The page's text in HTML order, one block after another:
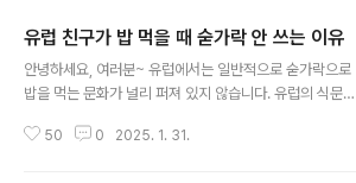
리라~~~ 싶습니다. 요즘 우리 가족은 해발 1,200m 고산
에서 주말마다 도시로 내려간답니다. 자꾸 일이 생겨 어쩔
수 없이 가게 되었는데요, 갈 때마다 그래도 시부모님께서
에 도시에 가면 또 색다른 도시의 분위기가 참 큰 향수를 자
유럽 친구가 밥 먹을 때 숟가락 안 쓰는 이유
안녕하세요, 여러분~ 유럽에서는 일반적으로 숟가락으로
밥을 먹는 문화가 널리 퍼져 있지 않습니다. 유럽의 식문화
져 있으며, 밥을 주식으로 먹는 문화 자체가 아시아의 많은
50 0 2025. 1. 31.